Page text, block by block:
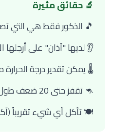
🔬 حقائق مثيرة
🎵 الذكور فقط هي التي
👂 لديها "آذان" على أرجلها
🌡️ يمكن تقدير درجة
🦘 تقفز حتى 20 ضعف طول جسمها
🍽️ تأكل أي شيء تقريباً